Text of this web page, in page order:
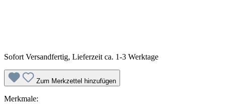
Sofort Versandfertig, Lieferzeit ca. 1-3 Werktage
Zum Merkzettel hinzufügen
Merkmale: